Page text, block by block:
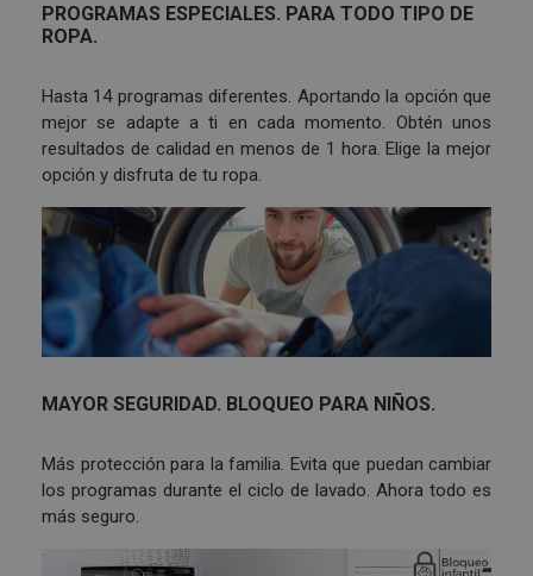
PROGRAMAS ESPECIALES. PARA TODO TIPO DE
ROPA.
Hasta 14 programas diferentes. Aportando la opción que
mejor se adapte a ti en cada momento. Obtén unos
resultados de calidad en menos de 1 hora. Elige la mejor
opción y disfruta de tu ropa.
MAYOR SEGURIDAD. BLOQUEO PARA NIÑOS.
Más protección para la familia. Evita que puedan cambiar
los programas durante el ciclo de lavado. Ahora todo es
más seguro.